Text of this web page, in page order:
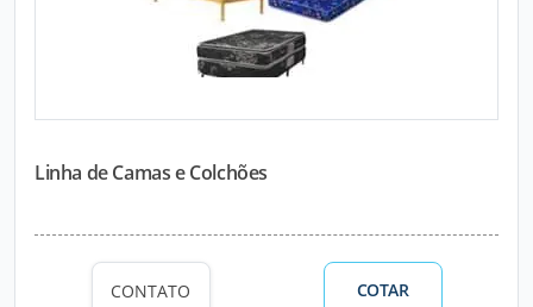
Linha de Camas e Colchões
CONTATO COTAR